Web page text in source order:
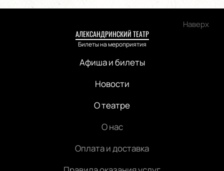
Наверх
АЛЕКСАНДРИНСКИЙ ТЕАТР
Билеты на мероприятия
Афиша и билеты
Новости
О театре
О нас
Оплата и доставка